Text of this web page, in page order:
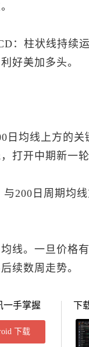
：柱状线持续
好美加多头。
日均线上方的
打开中期新一
200日周期均
线。一旦价格
续数周走势。
一手掌握
下载
下